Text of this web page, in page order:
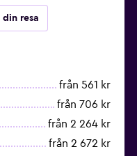
resa
från 561 kr
från 706 kr
från 2 264 kr
från 2 672 kr